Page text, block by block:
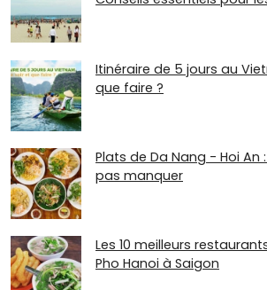
Itinéraire de 5 jours au
que faire ?
Plats de Da Nang - Hoi An
pas manquer
Les 10 meilleurs
Pho Hanoi à Saigon